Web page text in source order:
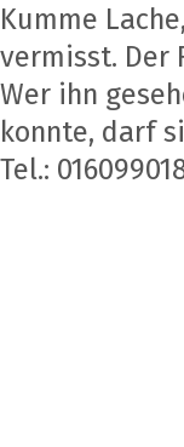
Kumme Lache,
vermisst. Der
Wer ihn
konnte, darf
Tel.: